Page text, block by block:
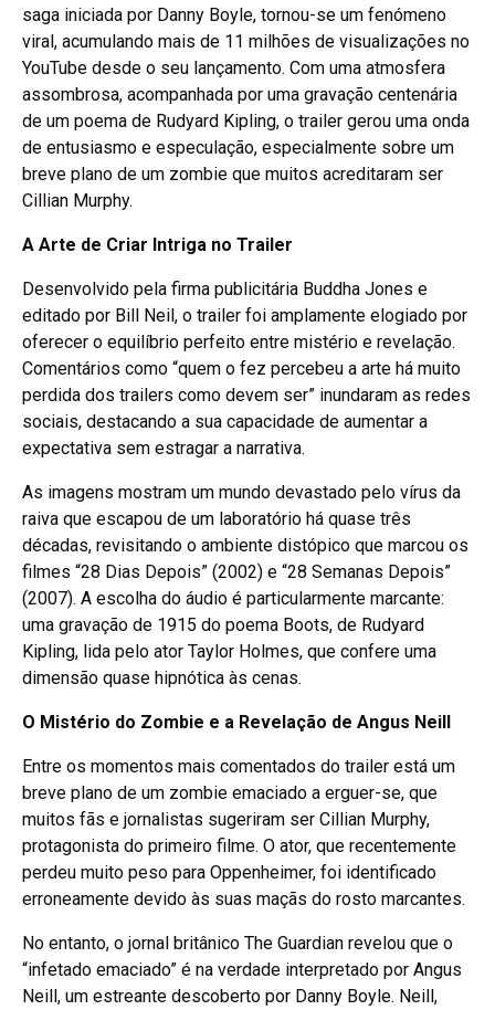
saga iniciada por Danny Boyle, tornou-se um fenómeno
viral, acumulando mais de 11 milhões de visualizações no
YouTube desde o seu lançamento. Com uma atmosfera
assombrosa, acompanhada por uma gravação centenária
de um poema de Rudyard Kipling, o trailer gerou uma onda
de entusiasmo e especulação, especialmente sobre um
breve plano de um zombie que muitos acreditaram ser
Cillian Murphy.
A Arte de Criar Intriga no Trailer
Desenvolvido pela firma publicitária Buddha Jones e
editado por Bill Neil, o trailer foi amplamente elogiado por
oferecer o equilíbrio perfeito entre mistério e revelação.
Comentários como “quem o fez percebeu a arte há muito
perdida dos trailers como devem ser” inundaram as redes
sociais, destacando a sua capacidade de aumentar a
expectativa sem estragar a narrativa.
As imagens mostram um mundo devastado pelo vírus da
raiva que escapou de um laboratório há quase três
décadas, revisitando o ambiente distópico que marcou os
filmes “28 Dias Depois” (2002) e “28 Semanas Depois”
(2007). A escolha do áudio é particularmente marcante:
uma gravação de 1915 do poema Boots, de Rudyard
Kipling, lida pelo ator Taylor Holmes, que confere uma
dimensão quase hipnótica às cenas.
O Mistério do Zombie e a Revelação de Angus Neill
Entre os momentos mais comentados do trailer está um
breve plano de um zombie emaciado a erguer-se, que
muitos fãs e jornalistas sugeriram ser Cillian Murphy,
protagonista do primeiro filme. O ator, que recentemente
perdeu muito peso para Oppenheimer, foi identificado
erroneamente devido às suas maçãs do rosto marcantes.
No entanto, o jornal britânico The Guardian revelou que o
“infetado emaciado” é na verdade interpretado por Angus
Neill, um estreante descoberto por Danny Boyle. Neill,